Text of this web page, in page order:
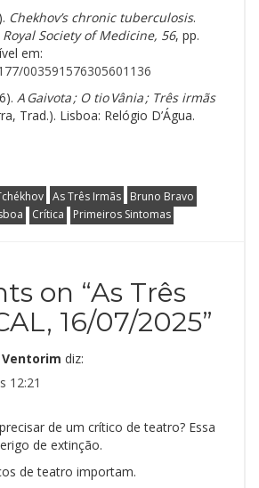
Chekhov’s chronic tuberculosis.
Society of Medicine, 56, pp.
em:
003591576305601136
A Gaivota ; O tio Vânia ; Três irmãs
Trad.). Lisboa: Relógio D’Água.
As Três Irmãs
Bruno Bravo
Crítica Primeiros Sintomas
on “As Três
16/07/2025”
diz:
12:21
de um crítico de teatro? Essa
de extinção.
de teatro importam.